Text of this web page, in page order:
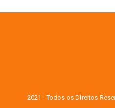
2021 - Todos os Direitos